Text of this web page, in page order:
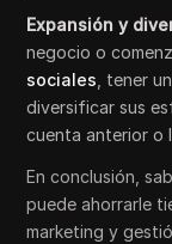
Expansión y
negocio o
sociales , tener
diversificar sus
cuenta anterior o
En conclusión,
puede ahorrarle
marketing y